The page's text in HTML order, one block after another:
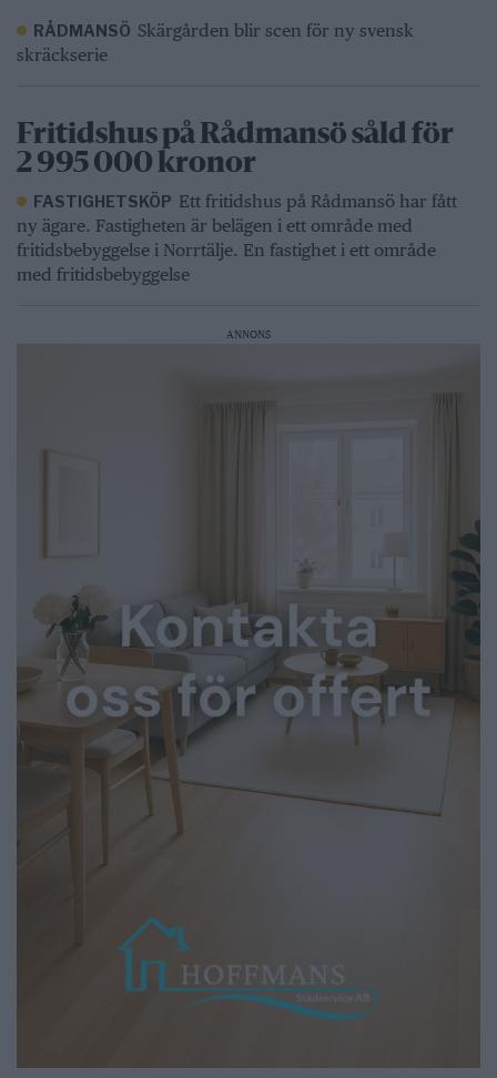
RÅDMANSÖ Skärgården blir scen för ny svensk
skräckserie
Fritidshus på Rådmansö såld för
2 995 000 kronor
FASTIGHETSKÖP Ett fritidshus på Rådmansö har fått
ny ägare. Fastigheten är belägen i ett område med
fritidsbebyggelse i Norrtälje. En fastighet i ett område
med fritidsbebyggelse
ANNONS